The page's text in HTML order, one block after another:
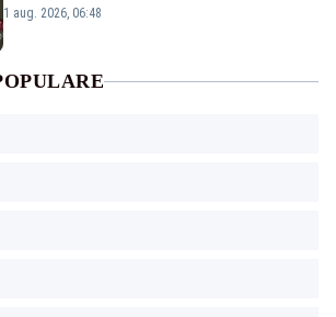
„BBB-” cu perspectivă negativă
1 aug. 2026, 06:48